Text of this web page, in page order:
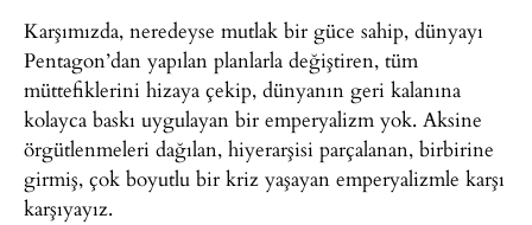
Karşımızda, neredeyse mutlak bir güce sahip, dünyayı
Pentagon’dan yapılan planlarla değiştiren, tüm
müttefiklerini hizaya çekip, dünyanın geri kalanına
kolayca baskı uygulayan bir emperyalizm yok. Aksine
örgütlenmeleri dağılan, hiyerarşisi parçalanan, birbirine
girmiş, çok boyutlu bir kriz yaşayan emperyalizmle karşı
karşıyayız.